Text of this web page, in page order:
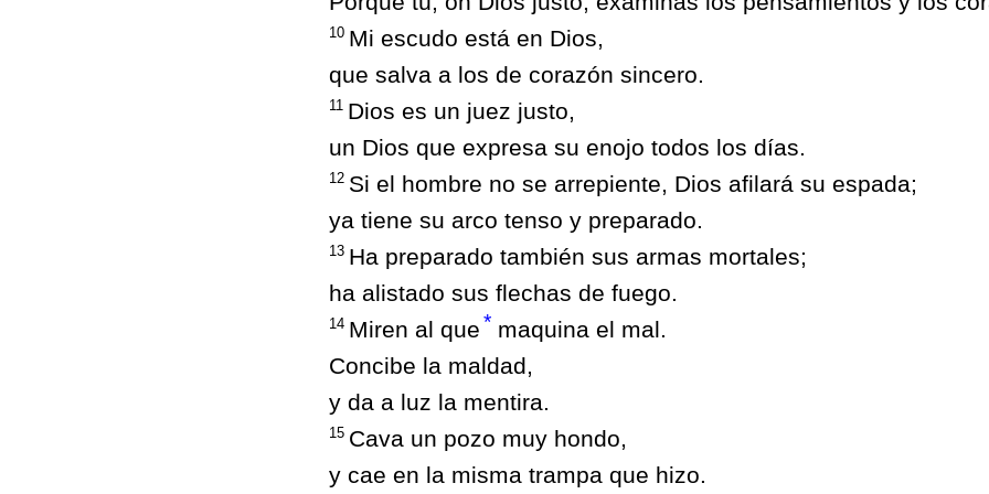
10 Mi escudo está en Dios,
que salva a los de corazón sincero.
11 Dios es un juez justo,
un Dios que expresa su enojo todos los días.
12 Si el hombre no se arrepiente, Dios afilará su espada;
ya tiene su arco tenso y preparado.
13 Ha preparado también sus armas mortales;
ha alistado sus flechas de fuego.
14 Miren al que* maquina el mal.
Concibe la maldad,
y da a luz la mentira.
15 Cava un pozo muy hondo,
y cae en la misma trampa que hizo.